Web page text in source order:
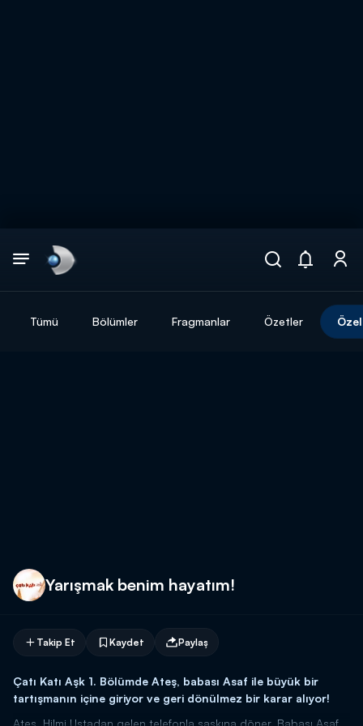
Tümü Bölümler Fragmanlar Özetler
Yarışmak benim hayatım!
Takip Et Kaydet Paylaş
Çatı Katı Aşk 1. Bölümde Ateş, babası Asaf ile büyük bir
tartışmanın içine giriyor ve geri dönülmez bir karar alıyor!
Ateş, Hilmi Ustadan gelen telefonla şaşkına döner. Babası Asaf,